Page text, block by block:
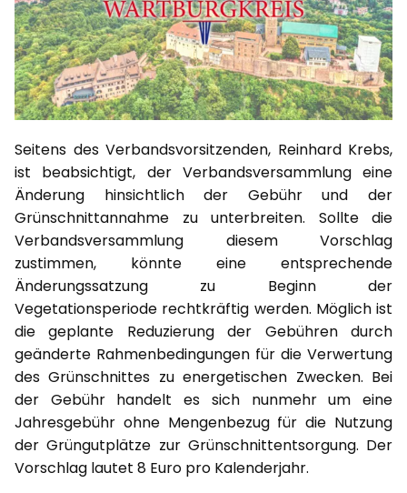
Seitens des Verbandsvorsitzenden, Reinhard Krebs,
ist beabsichtigt, der Verbandsversammlung eine
Änderung hinsichtlich der Gebühr und der
Grünschnittannahme zu unterbreiten. Sollte die
Verbandsversammlung diesem Vorschlag
zustimmen, könnte eine entsprechende
Änderungssatzung zu Beginn der
Vegetationsperiode rechtkräftig werden. Möglich ist
die geplante Reduzierung der Gebühren durch
geänderte Rahmenbedingungen für die Verwertung
des Grünschnittes zu energetischen Zwecken. Bei
der Gebühr handelt es sich nunmehr um eine
Jahresgebühr ohne Mengenbezug für die Nutzung
der Grüngutplätze zur Grünschnittentsorgung. Der
Vorschlag lautet 8 Euro pro Kalenderjahr.